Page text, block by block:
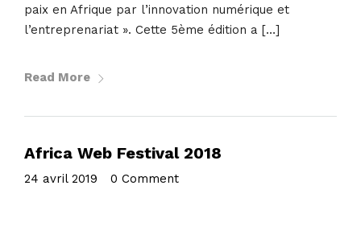
paix en Afrique par l’innovation numérique et
l’entreprenariat ». Cette 5ème édition a […]
Read More
Africa Web Festival 2018
24 avril 2019 0 Comment